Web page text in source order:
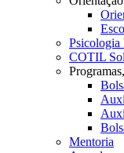
Psicologia
COTIL
Mentoria